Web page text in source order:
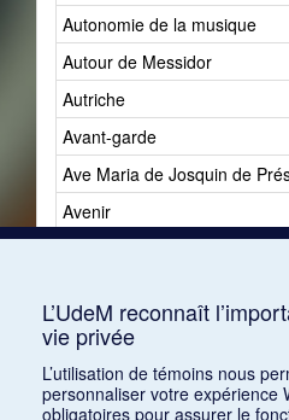
Autonomie de la musique
Autour de Messidor
Autriche
Avant-garde
Ave Maria de Josquin de
Avenir
L’UdeM reconnaît
vie privée
L’utilisation de témoins nous
personnaliser votre expérience
obligatoires pour assurer le